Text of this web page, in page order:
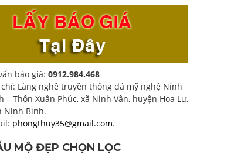
báo giá: 0912.984.468
Làng nghề truyền thống đá mỹ nghệ Ninh
– Thôn Xuân Phúc, xã Ninh Vân, huyện Hoa Lư,
Ninh Bình.
phongthuy35@gmail.com.
MỘ ĐẸP CHỌN LỌC